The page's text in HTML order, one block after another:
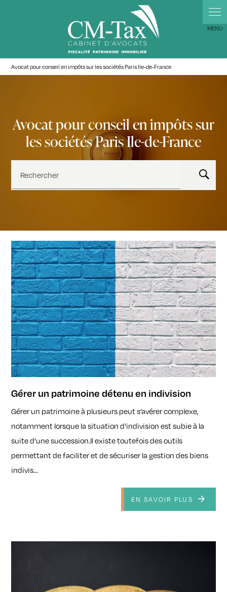
Avocat pour conseil en impôts sur les sociétés Paris Ile-de-France
Avocat pour conseil en impôts sur
les sociétés Paris Ile-de-France
Rechercher
Gérer un patrimoine détenu en indivision
Gérer un patrimoine à plusieurs peut s’avérer complexe,
notamment lorsque la situation d’indivision est subie à la
suite d’une succession.Il existe toutefois des outils
permettant de faciliter et de sécuriser la gestion des biens
indivis...
EN SAVOIR PLUS